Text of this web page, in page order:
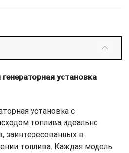
установка
установка с
топлива идеально
заинтересованных в
топлива. Каждая модель